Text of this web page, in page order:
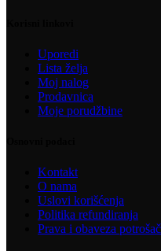
Uporedi
Lista želja
Moj nalog
Prodavnica
Moje porudžbine
Kontakt
O nama
Uslovi korišćenja
Politika refundiranja
Prava i obaveza